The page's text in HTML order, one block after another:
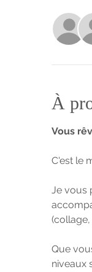
À
Vous
C'est le
Je vous
Que
niveaux